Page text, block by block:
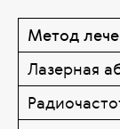
Метод
Лазерная